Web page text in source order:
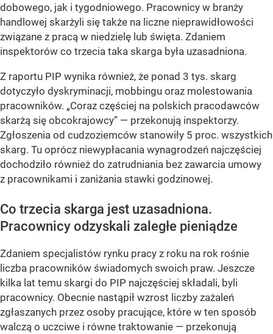
dobowego, jak i tygodniowego. Pracownicy w branży
handlowej skarżyli się także na liczne nieprawidłowości
związane z pracą w niedzielę lub święta. Zdaniem
inspektorów co trzecia taka skarga była uzasadniona.
Z raportu PIP wynika również, że ponad 3 tys. skarg
dotyczyło dyskryminacji, mobbingu oraz molestowania
pracowników. „Coraz częściej na polskich pracodawców
skarżą się obcokrajowcy” — przekonują inspektorzy.
Zgłoszenia od cudzoziemców stanowiły 5 proc. wszystkich
skarg. Tu oprócz niewypłacania wynagrodzeń najczęściej
dochodziło również do zatrudniania bez zawarcia umowy
z pracownikami i zaniżania stawki godzinowej.
Co trzecia skarga jest uzasadniona.
Pracownicy odzyskali zaległe pieniądze
Zdaniem specjalistów rynku pracy z roku na rok rośnie
liczba pracowników świadomych swoich praw. Jeszcze
kilka lat temu skargi do PIP najczęściej składali, byli
pracownicy. Obecnie nastąpił wzrost liczby zażaleń
zgłaszanych przez osoby pracujące, które w ten sposób
walczą o uczciwe i równe traktowanie — przekonują